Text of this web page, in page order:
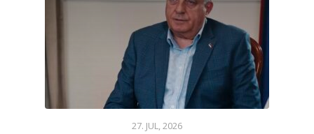
27. JUL, 2026